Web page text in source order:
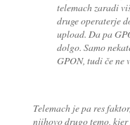
telemach zaradi
druge operaterje
upload. Da pa
dolgo. Samo
GPON, tudi če ne
Telemach je pa res
njihovo drugo temo,